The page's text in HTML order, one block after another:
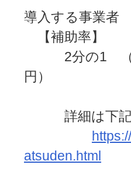
導入する事業者
【補助率】
2分の1 （補
円）
詳細は下記の
atsuden.html